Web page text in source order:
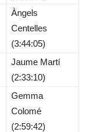
Àngels
Centelles
(3:44:05)
Jaume Martí
(2:33:10)
Gemma
Colomé
(2:59:42)